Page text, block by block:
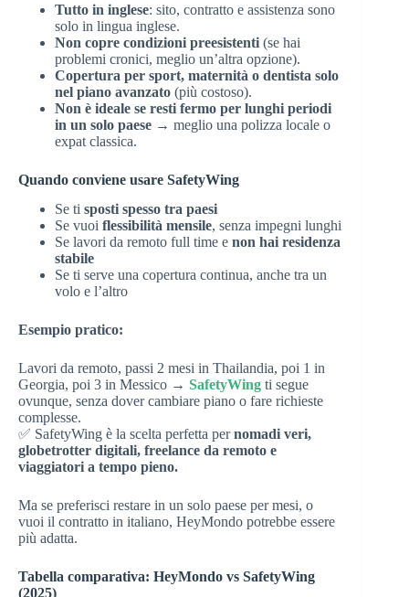
Tutto in inglese: sito, contratto e assistenza sono
solo in lingua inglese.
Non copre condizioni preesistenti (se hai
problemi cronici, meglio un’altra opzione).
Copertura per sport, maternità o dentista solo
nel piano avanzato (più costoso).
Non è ideale se resti fermo per lunghi periodi
in un solo paese → meglio una polizza locale o
expat classica.
Quando conviene usare SafetyWing
Se ti sposti spesso tra paesi
Se vuoi flessibilità mensile, senza impegni lunghi
Se lavori da remoto full time e non hai residenza
stabile
Se ti serve una copertura continua, anche tra un
volo e l’altro
Esempio pratico:
Lavori da remoto, passi 2 mesi in Thailandia, poi 1 in
Georgia, poi 3 in Messico → SafetyWing ti segue
ovunque, senza dover cambiare piano o fare richieste
complesse.
✅ SafetyWing è la scelta perfetta pernomadi veri,
globetrotter digitali, freelance da remoto e
viaggiatori a tempo pieno.
Ma se preferisci restare in un solo paese per mesi, o
vuoi il contratto in italiano, HeyMondo potrebbe essere
più adatta.
Tabella comparativa: HeyMondo vs SafetyWing
(2025)